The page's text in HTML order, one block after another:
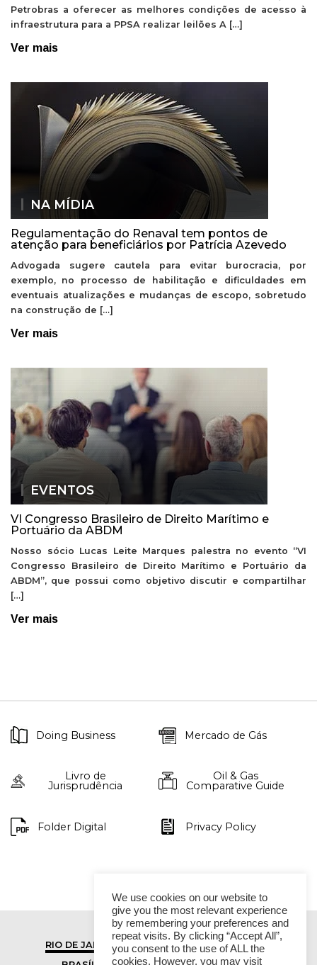
Petrobras a oferecer as melhores condições de acesso à
infraestrutura para a PPSA realizar leilões A […]
Ver mais
NA MÍDIA
Regulamentação do Renaval tem pontos de
atenção para beneficiários por Patrícia Azevedo
Advogada sugere cautela para evitar burocracia, por
exemplo, no processo de habilitação e dificuldades em
eventuais atualizações e mudanças de escopo, sobretudo
na construção de […]
Ver mais
EVENTOS
VI Congresso Brasileiro de Direito Marítimo e
Portuário da ABDM
Nosso sócio Lucas Leite Marques palestra no evento “VI
Congresso Brasileiro de Direito Marítimo e Portuário da
ABDM”, que possui como objetivo discutir e compartilhar
[…]
Ver mais
Doing Business Mercado de Gás
Livro de
Jurisprudência
Oil & Gas
Comparative Guide
Folder Digital Privacy Policy
RIO DE JANEIRO
SÃO PAULO
We use cookies on our website to
give you the most relevant experience
by remembering your preferences and
repeat visits. By clicking “Accept All”,
you consent to the use of ALL the
cookies. However, you may visit